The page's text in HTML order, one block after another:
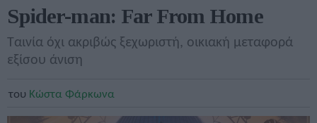
MOVIES
TV
GAMES
GUIDES
Spider-man: Far From Home
Ταινία όχι ακριβώς ξεχωριστή, οικιακή μεταφορά
εξίσου άνιση
του Κώστα Φάρκωνα